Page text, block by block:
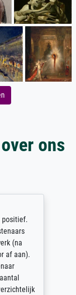
ons
positief.
(na
af aan).